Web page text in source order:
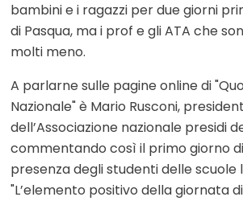
bambini e i ragazzi per due giorni
di Pasqua, ma i prof e gli ATA che
molti meno.
A parlarne sulle pagine online di
Nazionale" è Mario Rusconi,
dell’Associazione nazionale presidi
commentando così il primo giorno
presenza degli studenti delle scuole
"L’elemento positivo della giornata